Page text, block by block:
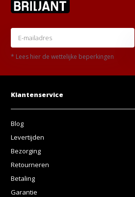
* Lees hier de wettelijke beperkingen
Klantenservice
Blog
Levertijden
Bezorging
Retourneren
Betaling
Garantie